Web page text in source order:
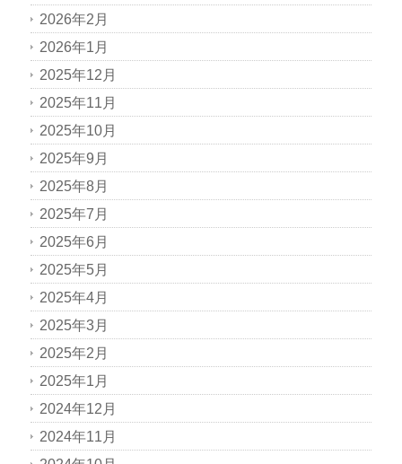
2026年2月
2026年1月
2025年12月
2025年11月
2025年10月
2025年9月
2025年8月
2025年7月
2025年6月
2025年5月
2025年4月
2025年3月
2025年2月
2025年1月
2024年12月
2024年11月